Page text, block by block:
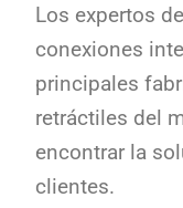
Los expertos
conexiones
principales
retráctiles del
encontrar la
clientes.